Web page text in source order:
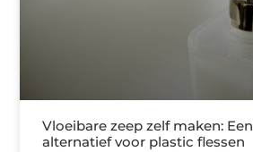
Vloeibare zeep zelf maken:
alternatief voor plastic flessen